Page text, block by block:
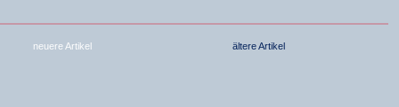
neuere Artikel ältere Artikel